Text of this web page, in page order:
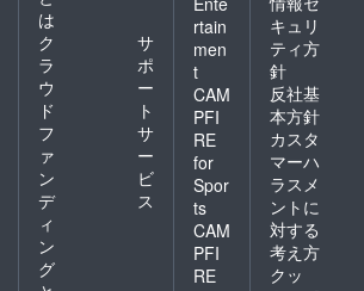
は
ク
ラ
ウ
ド
フ
ァ
ン
デ
ィ
ン
グ
サ
ポ
ー
ト
サ
ー
ビ
ス
rtain
men
t
CAM
PFI
RE
for
Spor
ts
CAM
PFI
RE
キュリ
ティ方
針
反社基
本方針
カスタ
マーハ
ラスメ
ントに
対する
考え方
クッ